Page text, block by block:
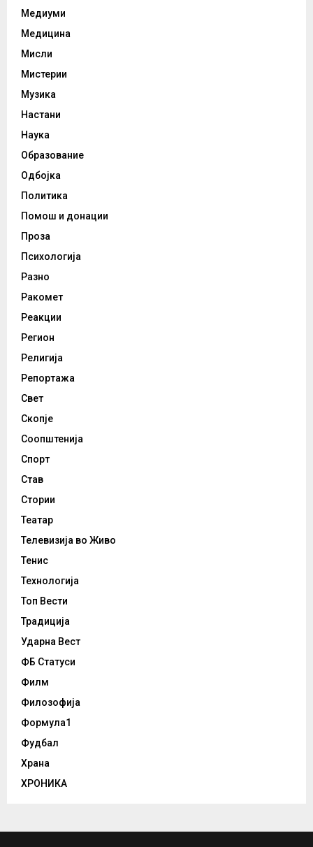
Медиуми
Медицина
Мисли
Мистерии
Музика
Настани
Наука
Образование
Одбојка
Политика
Помош и донации
Проза
Психологија
Разно
Ракомет
Реакции
Регион
Религија
Репортажа
Свет
Скопје
Соопштенија
Спорт
Став
Стории
Театар
Телевизија во Живо
Тенис
Технологија
Топ Вести
Традиција
Ударна Вест
ФБ Статуси
Филм
Филозофија
Формула1
Фудбал
Храна
ХРОНИКА